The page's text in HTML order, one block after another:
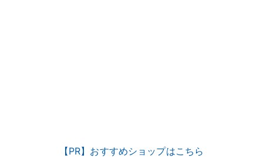
【PR】おすすめショップはこちら